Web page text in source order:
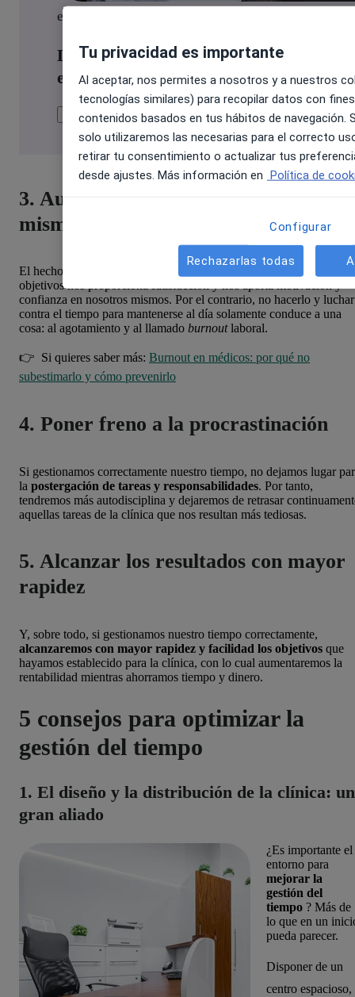
eBook gratuito
Liderazgo, bienestar y gestión de
equipos para centros médicos
Descargar
3. Aumento de la confianza en uno
mismo
El hecho de ver que cumplimos con nuestras tareas diarias y
objetivos nos proporciona satisfacción y nos aporta motivación y
confianza en nosotros mismos. Por el contrario, no hacerlo y luchar
contra el tiempo para mantenerse al día solamente conduce a una
cosa: al agotamiento y al llamado burnoutlaboral.
👉 Si quieres saber más: Burnout en médicos: por qué no
subestimarlo y cómo prevenirlo
4. Poner freno a la procrastinación
Si gestionamos correctamente nuestro tiempo, no dejamos lugar
la postergación de tareas y responsabilidades. Por tanto,
tendremos más autodisciplina y dejaremos de retrasar
aquellas tareas de la clínica que nos resultan más tediosas.
5. Alcanzar los resultados con mayor
rapidez
Y, sobre todo, si gestionamos nuestro tiempo correctamente,
alcanzaremos con mayor rapidez y facilidad los objetivos que
hayamos establecido para la clínica, con lo cual aumentaremos la
rentabilidad mientras ahorramos tiempo y dinero.
5 consejos para optimizar la
gestión del tiempo
1. El diseño y la distribución de la clínica: un
gran aliado
¿Es importante el
entorno para
mejorar la
gestión del
tiempo ? Más de
lo que en un
pueda parecer.
Disponer de un
centro espacioso,
Tu privacidad es importante
Al aceptar, nos permites a nosotros y a nuestros
tecnologías similares) para recopilar datos con
contenidos basados en tus hábitos de navegación.
solo utilizaremos las necesarias para el correcto
retirar tu consentimiento o actualizar tus
desde ajustes. Más información en Política de
Configurar
Rechazarlas todas